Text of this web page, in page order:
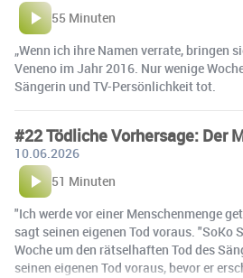
55 Minuten
„Wenn ich ihre Namen verrate, bringen
Veneno im Jahr 2016. Nur wenige
Sängerin und TV-Persönlichkeit tot.
#22 Tödliche Vorhersage: Der
10.06.2026
51 Minuten
"Ich werde vor einer Menschenmenge
sagt seinen eigenen Tod voraus. "SoKo
Woche um den rätselhaften Tod des
seinen eigenen Tod voraus, bevor er